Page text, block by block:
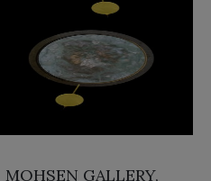
MOHSEN GALLERY,